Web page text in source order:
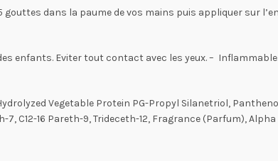
gouttes dans la paume de vos mains puis appliquer sur
enfants. Eviter tout contact avec les yeux. –
Vegetable Protein PG-Propyl Silanetriol,
C12-16 Pareth-9, Trideceth-12, Fragrance (Parfum),